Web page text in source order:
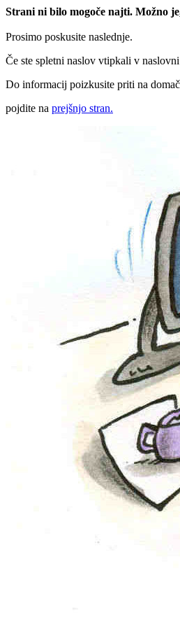
Strani ni bilo mogoče najti. Možno
Prosimo poskusite naslednje.
Če ste spletni naslov vtipkali v
Do informacij poizkusite priti na
pojdite na prejšnjo stran.